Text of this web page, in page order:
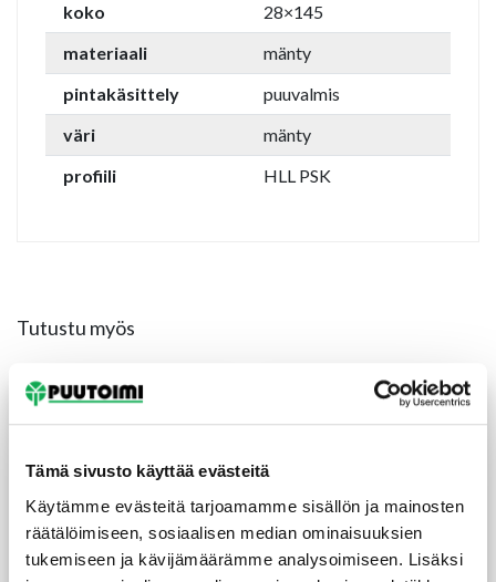
Tämä sivusto käyttää evästeitä
Käytämme evästeitä tarjoamamme sisällön ja mainosten
räätälöimiseen, sosiaalisen median ominaisuuksien
tukemiseen ja kävijämäärämme analysoimiseen. Lisäksi
koko
28×145
materiaali
mänty
pintakäsittely
puuvalmis
väri
mänty
profiili
HLL PSK
Tutustu myös
TILAUSTUOTE